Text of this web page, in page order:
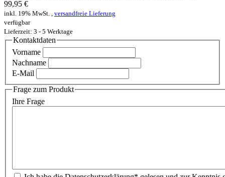
99,95 €
inkl. 19% MwSt. , versandfreie Lieferung
verfügbar
Lieferzeit: 3 - 5 Werktage
Kontaktdaten
Vorname
Nachname
E-Mail
Frage zum Produkt
Ihre Frage